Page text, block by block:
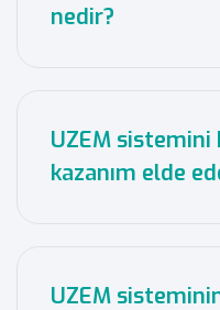
nedir?
UZEM sistemini
kazanım elde
UZEM